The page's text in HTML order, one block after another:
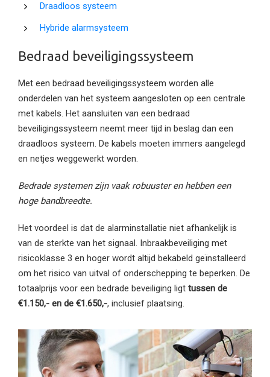
Draadloos systeem
Hybride alarmsysteem
Bedraad beveiligingssysteem
Met een bedraad beveiligingssysteem worden alle
onderdelen van het systeem aangesloten op een centrale
met kabels. Het aansluiten van een bedraad
beveiligingssysteem neemt meer tijd in beslag dan een
draadloos systeem. De kabels moeten immers aangelegd
en netjes weggewerkt worden.
Bedrade systemen zijn vaak robuuster en hebben een
hoge bandbreedte.
Het voordeel is dat de alarminstallatie niet afhankelijk is
van de sterkte van het signaal. Inbraakbeveiliging met
risicoklasse 3 en hoger wordt altijd bekabeld geïnstalleerd
om het risico van uitval of onderschepping te beperken. De
totaalprijs voor een bedrade beveiliging ligt tussen de
€1.150,- en de €1.650,-, inclusief plaatsing.